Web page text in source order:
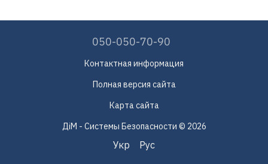
050-050-70-90
Контактная информация
Полная версия сайта
Карта сайта
ДіМ - Системы Безопасности © 2026
Укр Рус